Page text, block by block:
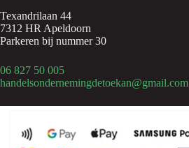
Texandrilaan 44
7312 HR Apeldoorn
Parkeren bij nummer 30
06 827 50 005
handelsondernemingdetoekan@gmail.com